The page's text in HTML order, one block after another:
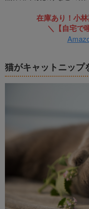
在庫あり！小
＼【自宅で
猫がキャットニップ